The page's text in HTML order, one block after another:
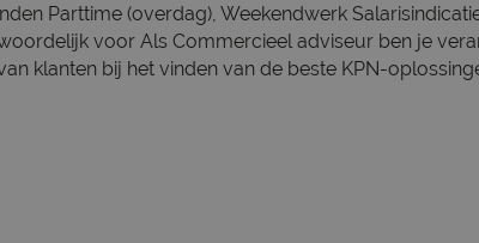
Parttime (overdag), Weekendwerk
voor Als Commercieel adviseur ben je
klanten bij het vinden van de beste KPN-